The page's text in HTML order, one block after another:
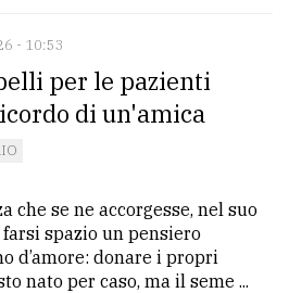
- 10:53
per le pazienti
di un'amica
che se ne accorgesse, nel suo
spazio un pensiero
d’amore: donare i propri
nato per caso, ma il seme ...